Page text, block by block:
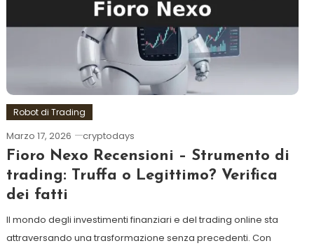
Robot di Trading
Marzo 17, 2026 cryptodays
Fioro Nexo Recensioni – Strumento di
trading: Truffa o Legittimo? Verifica
dei fatti
Il mondo degli investimenti finanziari e del trading online sta
attraversando una trasformazione senza precedenti. Con